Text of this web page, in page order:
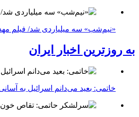
«نیم‌شب» سه میلیاردی شد/ فیلم
به روزترین اخبار ایران
خاتمی: بعید می‌دانم اسرائیل به